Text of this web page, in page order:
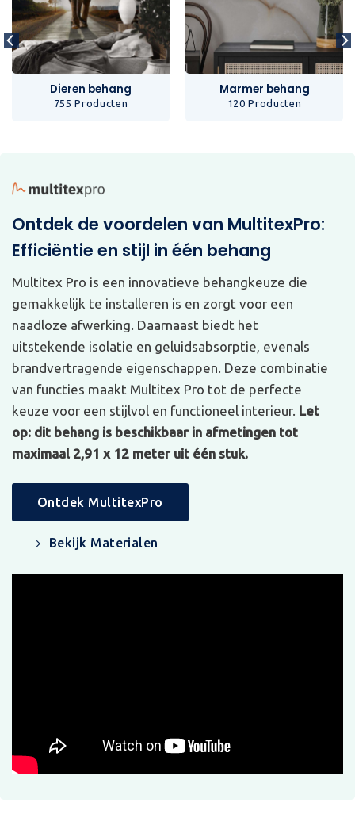
Dieren behang
755 Producten
Marmer behang
120 Producten
Ontdek de voordelen van MultitexPro:
Efficiëntie en stijl in één behang
Multitex Pro is een innovatieve behangkeuze die
gemakkelijk te installeren is en zorgt voor een
naadloze afwerking. Daarnaast biedt het
uitstekende isolatie en geluidsabsorptie, evenals
brandvertragende eigenschappen. Deze combinatie
van functies maakt Multitex Pro tot de perfecte
keuze voor een stijlvol en functioneel interieur. Let
op: dit behang is beschikbaar in afmetingen tot
maximaal 2,91 x 12 meter uit één stuk.
Ontdek MultitexPro
Bekijk Materialen